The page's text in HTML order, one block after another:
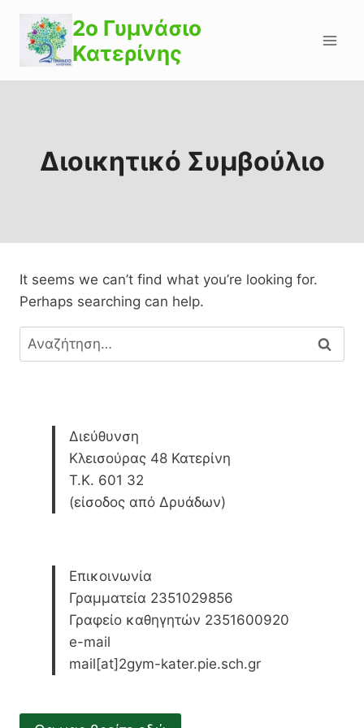
Skip
content
2o Γυμνάσιο
Κατερίνης
Διοικητικό Συμβούλιο
It seems we can’t find what you’re looking for.
Perhaps searching can help.
Αναζήτηση
για:
Διεύθυνση
Κλεισούρας 48 Κατερίνη
Τ.Κ. 601 32
(είσοδος από Δρυάδων)
Επικοινωνία
Γραμματεία 2351029856
Γραφείο καθηγητών 2351600920
e-mail
mail[at]2gym-kater.pie.sch.gr